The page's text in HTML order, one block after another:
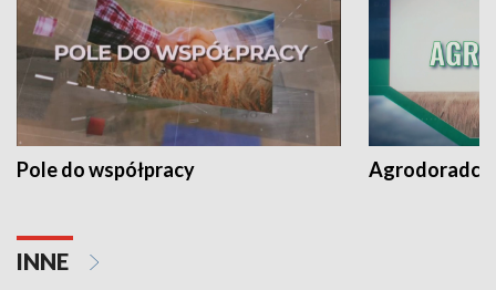
Pole do współpracy Agrodoradcy
INNE